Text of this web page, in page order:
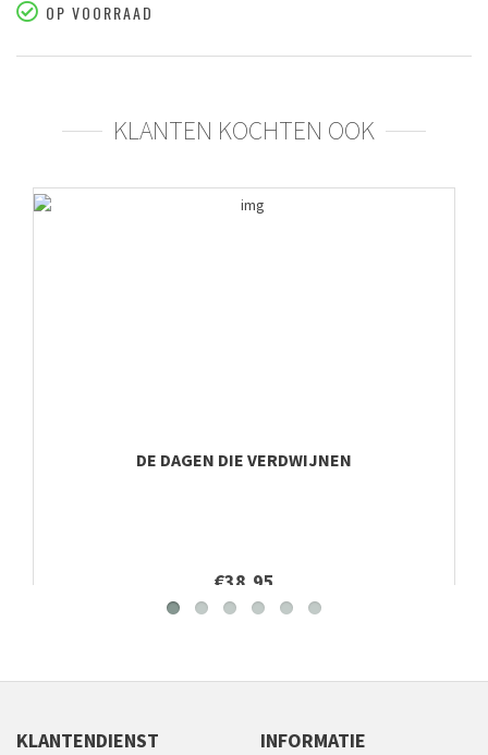
OP VOORRAAD
KLANTEN KOCHTEN OOK
DE DAGEN DIE VERDWIJNEN
€38,95
KLANTENDIENST INFORMATIE